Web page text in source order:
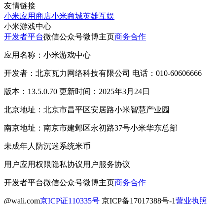
友情链接
小米应用商店小米商城英雄互娱
小米游戏中心
开发者平台微信公众号微博主页商务合作
应用名称：小米游戏中心
开发者：北京瓦力网络科技有限公司 电话：010-60606666
版本：13.5.0.70 更新时间：2025年3月24日
北京地址：北京市昌平区安居路小米智慧产业园
南京地址：南京市建邺区永初路37号小米华东总部
未成年人防沉迷系统米币
用户应用权限隐私协议用户服务协议
开发者平台微信公众号微博主页商务合作
@wali.com京ICP证110335号 京ICP备17017388号-1营业执照